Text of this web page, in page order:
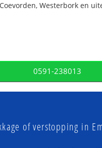
Westerbork en
0591-238013
of verstopping in